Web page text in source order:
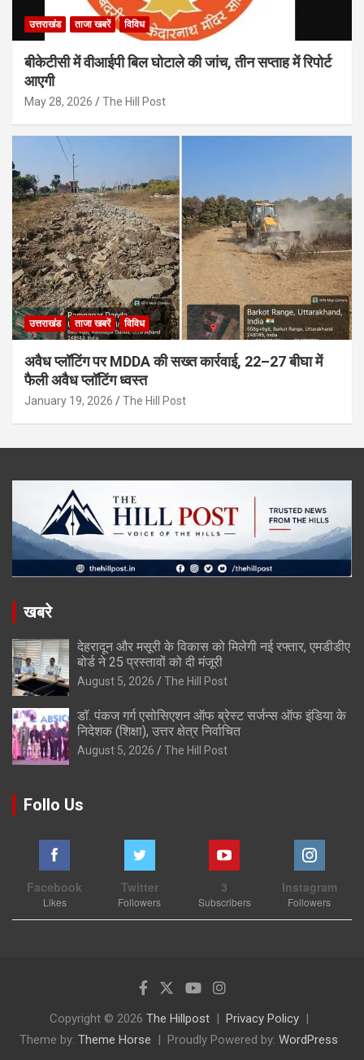
उत्तराखंड ताजा खबरें विविध
बीकेटीसी में वीआईपी बिल घोटाले की जांच, तीन सप्ताह में रिपोर्ट
आएगी
May 28, 2026 The Hill Post
उत्तराखंड ताजा खबरें विविध
अवैध प्लॉटिंग पर MDDA की सख्त कार्रवाई, 22–27 बीघा में
फैली अवैध प्लॉटिंग ध्वस्त
January 19, 2026 The Hill Post
खबरे
देहरादून और मसूरी के विकास को मिलेगी नई रफ्तार, एमडीडीए
बोर्ड ने 25 प्रस्तावों को दी मंजूरी
August 5, 2026 The Hill Post
डॉ. पंकज गर्ग एसोसिएशन ऑफ ब्रेस्ट सर्जन्स ऑफ इंडिया के
निदेशक (शिक्षा), उत्तर क्षेत्र निर्वाचित
August 5, 2026 The Hill Post
Follo Us
Facebook
Likes
Twitter
Followers
3
Subscribers
Instagram
Followers
Copyright © 2026 The Hillpost
Privacy Policy
Theme by: Theme Horse Proudly Powered by: WordPress